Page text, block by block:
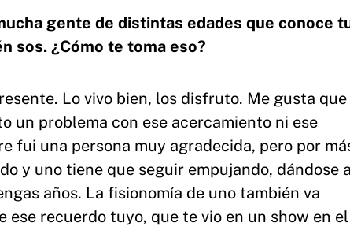
gente de distintas edades que conoce
sos. ¿Cómo te toma eso?
Lo vivo bien, los disfruto. Me gusta
un problema con ese acercamiento ni ese
fui una persona muy agradecida, pero por
y uno tiene que seguir empujando, dándose
años. La fisionomía de uno también va
recuerdo tuyo, que te vio en un show en